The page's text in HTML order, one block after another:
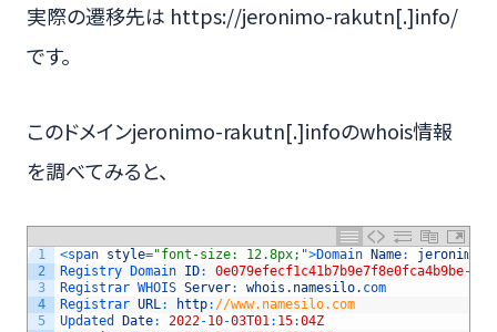
実際の遷移先は https://jeronimo-rakutn[.]info/
です。
このドメインjeronimo-rakutn[.]infoのwhois情報
を調べてみると、
1
2
3
4
5
<span style="font-size: 12.8px;">Domain Name: jeronimo
Registry
Domain ID: 0e079efecf1c41b7b9e7f8e0fca4b9be-
Registrar WHOIS Server: whois . namesilo. com
Registrar URL: http: //www.namesilo.com
Updated
Date: 2022-10-03T01: 15:04Z